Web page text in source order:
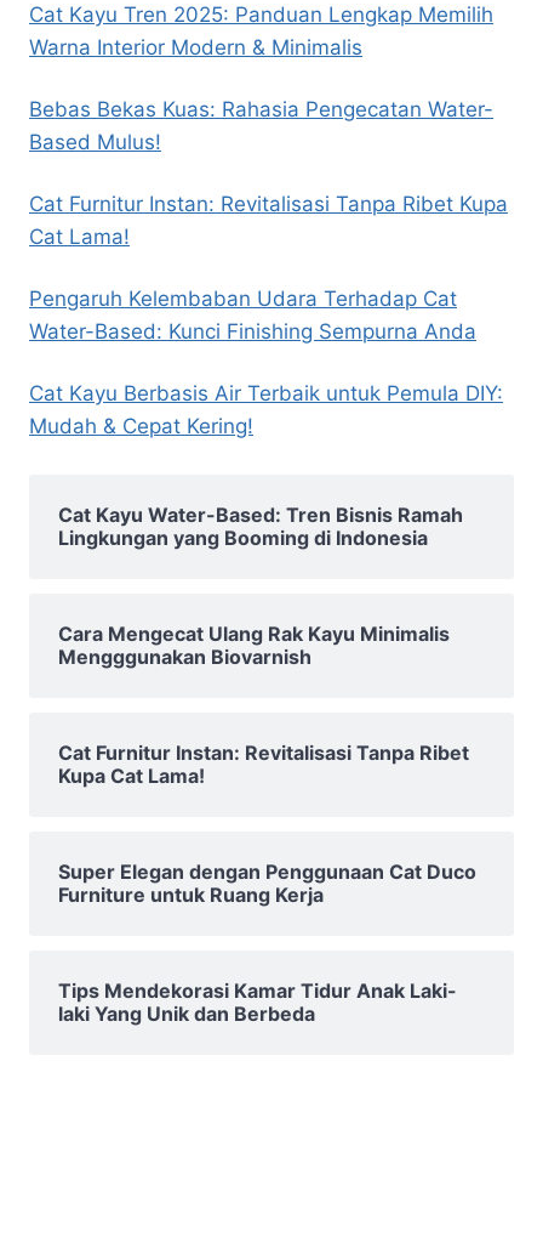
Cat Kayu Tren 2025: Panduan Lengkap Memilih
Warna Interior Modern & Minimalis
Bebas Bekas Kuas: Rahasia Pengecatan Water-
Based Mulus!
Cat Furnitur Instan: Revitalisasi Tanpa Ribet Kupa
Cat Lama!
Pengaruh Kelembaban Udara Terhadap Cat
Water-Based: Kunci Finishing Sempurna Anda
Cat Kayu Berbasis Air Terbaik untuk Pemula DIY:
Mudah & Cepat Kering!
Cat Kayu Water-Based: Tren Bisnis Ramah
Lingkungan yang Booming di Indonesia
Cara Mengecat Ulang Rak Kayu Minimalis
Mengggunakan Biovarnish
Cat Furnitur Instan: Revitalisasi Tanpa Ribet
Kupa Cat Lama!
Super Elegan dengan Penggunaan Cat Duco
Furniture untuk Ruang Kerja
Tips Mendekorasi Kamar Tidur Anak Laki-
laki Yang Unik dan Berbeda